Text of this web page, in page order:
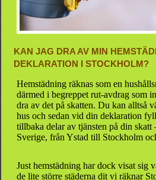
KAN JAG DRA AV MIN
DEKLARATION I STOCKHOLM?
Hemstädning räknas som en
därmed i begreppet rut-avdrag som
dra av det på skatten. Du kan alltså
hus och sedan vid din deklaration
tillbaka delar av tjänsten på din skatt
Sverige, från Ystad till Stockholm
Just hemstädning har dock visat sig
de lite större städerna dit vi räknar